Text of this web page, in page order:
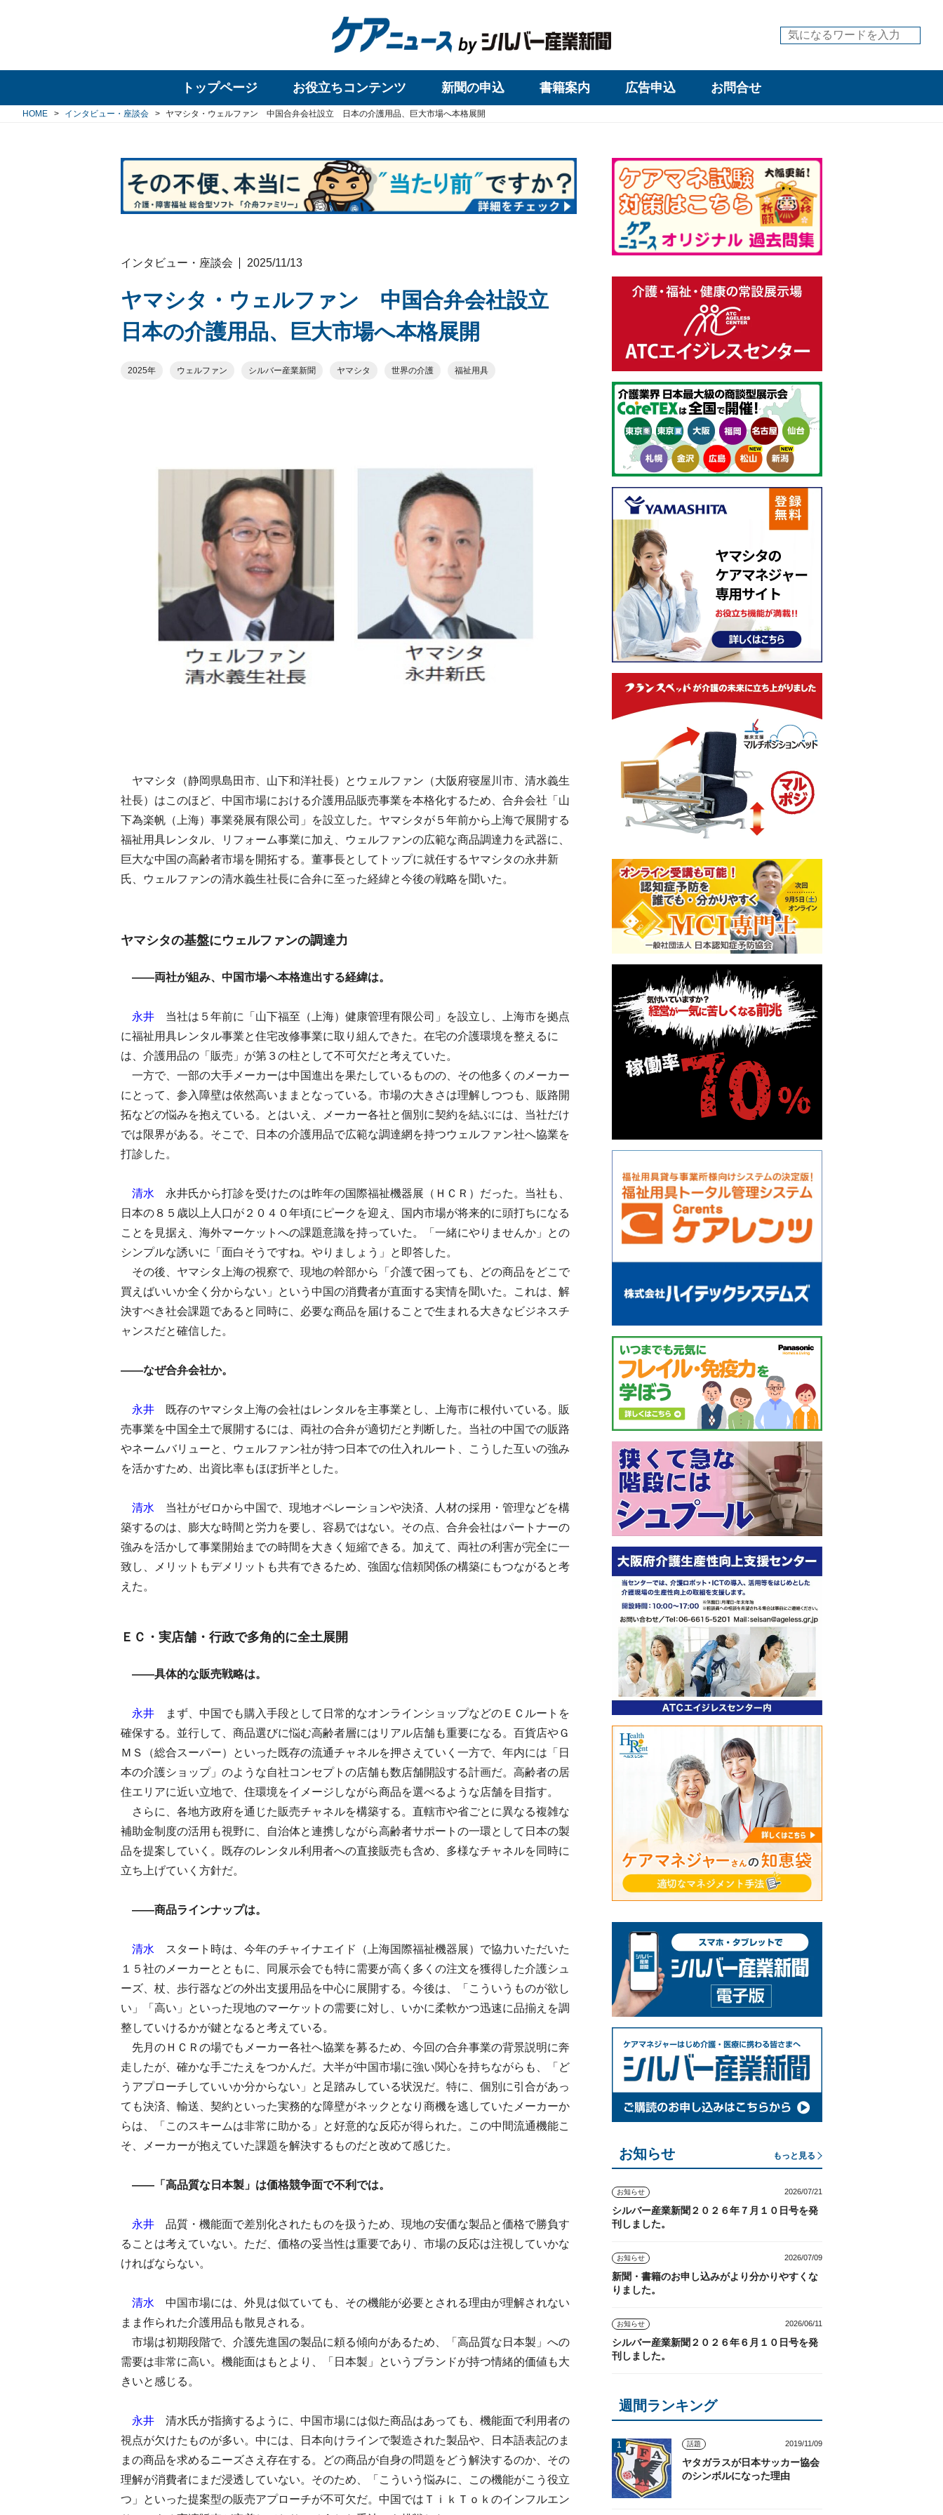
トップページ お役立ちコンテンツ 新聞の申込 書籍案内 広告申込 お問合せ
HOME インタビュー・座談会 ヤマシタ・ウェルファン 中国合弁会社設立 日本の介護用品、巨大市場へ本格展開
インタビュー・座談会 2025/11/13
ヤマシタ・ウェルファン 中国合弁会社設立
日本の介護用品、巨大市場へ本格展開
2025年 ウェルファン シルバー産業新聞 ヤマシタ 世界の介護 福祉用具
ヤマシタ（静岡県島田市、山下和洋社長）とウェルファン（大阪府寝屋川市、清水義生
社長）はこのほど、中国市場における介護用品販売事業を本格化するため、合弁会社「山
下為楽帆（上海）事業発展有限公司」を設立した。ヤマシタが５年前から上海で展開する
福祉用具レンタル、リフォーム事業に加え、ウェルファンの広範な商品調達力を武器に、
巨大な中国の高齢者市場を開拓する。董事長としてトップに就任するヤマシタの永井新
氏、ウェルファンの清水義生社長に合弁に至った経緯と今後の戦略を聞いた。
ヤマシタの基盤にウェルファンの調達力
――両社が組み、中国市場へ本格進出する経緯は。
永井 当社は５年前に「山下福至（上海）健康管理有限公司」を設立し、上海市を拠点
に福祉用具レンタル事業と住宅改修事業に取り組んできた。在宅の介護環境を整えるに
は、介護用品の「販売」が第３の柱として不可欠だと考えていた。
一方で、一部の大手メーカーは中国進出を果たしているものの、その他多くのメーカー
にとって、参入障壁は依然高いままとなっている。市場の大きさは理解しつつも、販路開
拓などの悩みを抱えている。とはいえ、メーカー各社と個別に契約を結ぶには、当社だけ
では限界がある。そこで、日本の介護用品で広範な調達網を持つウェルファン社へ協業を
打診した。
清水 永井氏から打診を受けたのは昨年の国際福祉機器展（ＨＣＲ）だった。当社も、
日本の８５歳以上人口が２０４０年頃にピークを迎え、国内市場が将来的に頭打ちになる
ことを見据え、海外マーケットへの課題意識を持っていた。「一緒にやりませんか」との
シンプルな誘いに「面白そうですね。やりましょう」と即答した。
その後、ヤマシタ上海の視察で、現地の幹部から「介護で困っても、どの商品をどこで
買えばいいか全く分からない」という中国の消費者が直面する実情を聞いた。これは、解
決すべき社会課題であると同時に、必要な商品を届けることで生まれる大きなビジネスチ
ャンスだと確信した。
――なぜ合弁会社か。
永井 既存のヤマシタ上海の会社はレンタルを主事業とし、上海市に根付いている。販
売事業を中国全土で展開するには、両社の合弁が適切だと判断した。当社の中国での販路
やネームバリューと、ウェルファン社が持つ日本での仕入れルート、こうした互いの強み
を活かすため、出資比率もほぼ折半とした。
清水 当社がゼロから中国で、現地オペレーションや決済、人材の採用・管理などを構
築するのは、膨大な時間と労力を要し、容易ではない。その点、合弁会社はパートナーの
強みを活かして事業開始までの時間を大きく短縮できる。加えて、両社の利害が完全に一
致し、メリットもデメリットも共有できるため、強固な信頼関係の構築にもつながると考
えた。
ＥＣ・実店舗・行政で多角的に全土展開
――具体的な販売戦略は。
永井 まず、中国でも購入手段として日常的なオンラインショップなどのＥＣルートを
確保する。並行して、商品選びに悩む高齢者層にはリアル店舗も重要になる。百貨店やＧ
ＭＳ（総合スーパー）といった既存の流通チャネルを押さえていく一方で、年内には「日
本の介護ショップ」のような自社コンセプトの店舗も数店舗開設する計画だ。高齢者の居
住エリアに近い立地で、住環境をイメージしながら商品を選べるような店舗を目指す。
さらに、各地方政府を通じた販売チャネルを構築する。直轄市や省ごとに異なる複雑な
補助金制度の活用も視野に、自治体と連携しながら高齢者サポートの一環として日本の製
品を提案していく。既存のレンタル利用者への直接販売も含め、多様なチャネルを同時に
立ち上げていく方針だ。
――商品ラインナップは。
清水 スタート時は、今年のチャイナエイド（上海国際福祉機器展）で協力いただいた
１５社のメーカーとともに、同展示会でも特に需要が高く多くの注文を獲得した介護シュ
ーズ、杖、歩行器などの外出支援用品を中心に展開する。今後は、「こういうものが欲し
い」「高い」といった現地のマーケットの需要に対し、いかに柔軟かつ迅速に品揃えを調
整していけるかが鍵となると考えている。
先月のＨＣＲの場でもメーカー各社へ協業を募るため、今回の合弁事業の背景説明に奔
走したが、確かな手ごたえをつかんだ。大半が中国市場に強い関心を持ちながらも、「ど
うアプローチしていいか分からない」と足踏みしている状況だ。特に、個別に引合があっ
ても決済、輸送、契約といった実務的な障壁がネックとなり商機を逃していたメーカーか
らは、「このスキームは非常に助かる」と好意的な反応が得られた。この中間流通機能こ
そ、メーカーが抱えていた課題を解決するものだと改めて感じた。
――「高品質な日本製」は価格競争面で不利では。
永井 品質・機能面で差別化されたものを扱うため、現地の安価な製品と価格で勝負す
ることは考えていない。ただ、価格の妥当性は重要であり、市場の反応は注視していかな
ければならない。
清水 中国市場には、外見は似ていても、その機能が必要とされる理由が理解されない
まま作られた介護用品も散見される。
市場は初期段階で、介護先進国の製品に頼る傾向があるため、「高品質な日本製」への
需要は非常に高い。機能面はもとより、「日本製」というブランドが持つ情緒的価値も大
きいと感じる。
永井 清水氏が指摘するように、中国市場には似た商品はあっても、機能面で利用者の
視点が欠けたものが多い。中には、日本向けラインで製造された製品や、日本語表記のま
まの商品を求めるニーズさえ存在する。どの商品が自身の問題をどう解決するのか、その
理解が消費者にまだ浸透していない。そのため、「こういう悩みに、この機能がこう役立
つ」といった提案型の販売アプローチが不可欠だ。中国ではＴｉｋＴｏｋのインフルエン
お知らせ もっと見る
お知らせ 2026/07/21
シルバー産業新聞２０２６年７月１０日号を発
刊しました。
お知らせ 2026/07/09
新聞・書籍のお申し込みがより分かりやすくな
りました。
お知らせ 2026/06/11
シルバー産業新聞２０２６年６月１０日号を発
刊しました。
週間ランキング
話題 2019/11/09
ヤタガラスが日本サッカー協会
のシンボルになった理由